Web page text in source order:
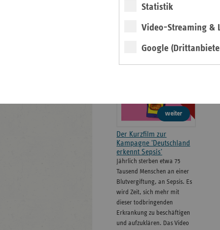
Statistik
Video-Streaming &
Google
Antragsunterlagen und
''Gönn' dem Tod 'ne
Pause''
weiter
Der Kurzfilm zur
Kampagne 'Deutschland
erkennt Sepsis'
Jährlich sterben etwa 75
Tausend Menschen an einer
Blutvergiftung, an Sepsis. Es
wird Zeit, sich mehr mit
dieser todbringenden
Erkrankung zu beschäftigen
und aufzuklären. Das Video